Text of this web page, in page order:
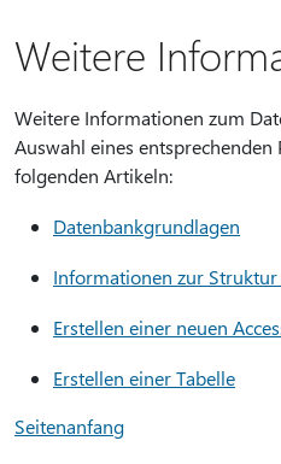
Weitere
Weitere Informationen zum
Auswahl eines
folgenden Artikeln:
Datenbankgrundlagen
Informationen zur
Erstellen einer neuen
Erstellen einer Tabelle
Seitenanfang